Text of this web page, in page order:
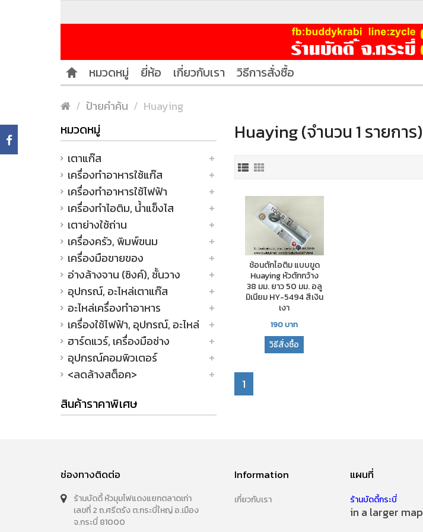
หมวดหมู่ ยี่ห้อ เกี่ยวกับเรา วิธีการสั่งซื้อ
ป้ายคำค้น Huaying
หมวดหมู่
เตาแก๊ส
เครื่องทำอาหารใช้แก๊ส
เครื่องทำอาหารใช้ไฟฟ้า
เครื่องทำไอติม, น้ำแข็งไส
เตาย่างใช้ถ่าน
เครื่องครัว, พิมพ์ขนม
เครื่องมือขายของ
อ่างล้างจาน (ซิงค์), ชั้นวาง
อุปกรณ์, อะไหล่เตาแก๊ส
อะไหล่เครื่องทำอาหาร
เครื่องใช้ไฟฟ้า, อุปกรณ์, อะไหล่
ฮาร์ดแวร์, เครื่องมือช่าง
อุปกรณ์คอมพิวเตอร์
<ลดล้างสต็อค>
สินค้าราคาพิเศษ
Huaying (จำนวน 1 รายการ)
ช้อนตักไอติม แบบขูด
Huaying หัวตักกว้าง
38 มม. ยาว 50 มม. อลู
มิเนียม HY-5494 สีเงิน
เงา
190บาท
วิธีสั่งซื้อ
1
ช่องทางติดต่อ
ร้านบัดดี้ หัวมุมไฟแดงแยกตลาดเก่า
เลขที่ 2 ถ.ศรีตรัง ต.กระบี่ใหญ่ อ.เมือง
จ.กระบี่ 81000
Information
เกี่ยวกับเรา
แผนที่
ร้านบัดดี้กระบี่
in a larger map